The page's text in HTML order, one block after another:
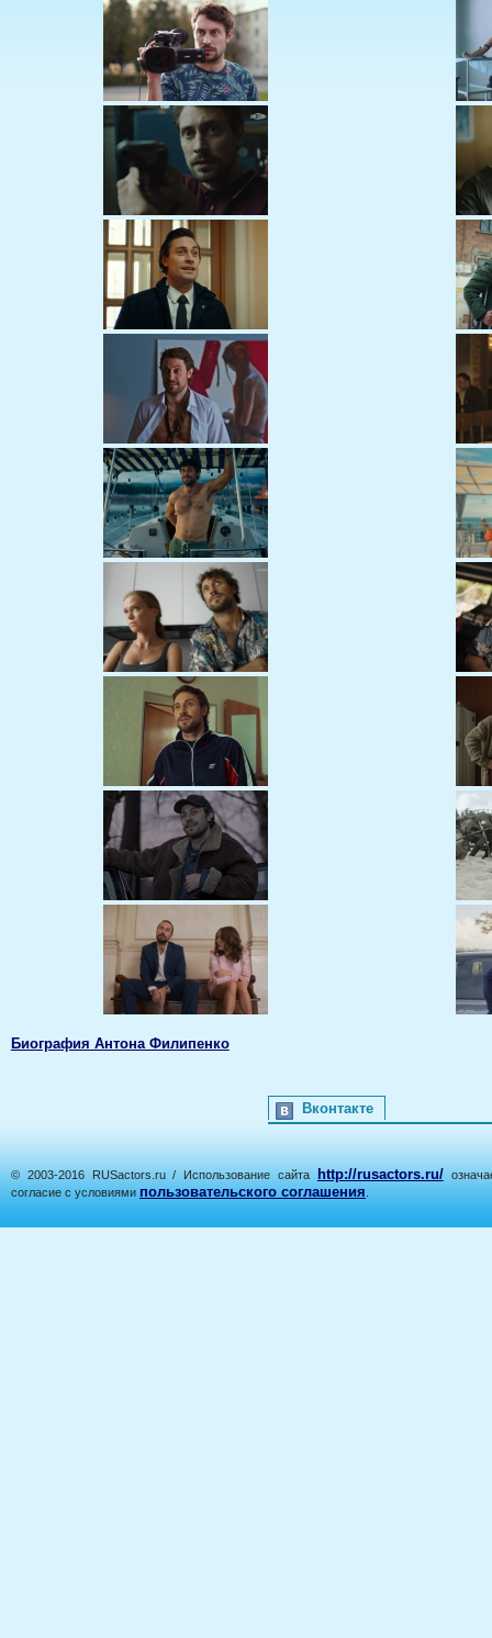
Биография Антона Филипенко
Вконтакте
© 2003-2016 RUSactors.ru / Использование сайта http://rusactors.ru/
согласие с условиями пользовательского соглашения